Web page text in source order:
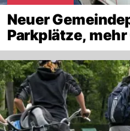
Neuer
Parkplätze,